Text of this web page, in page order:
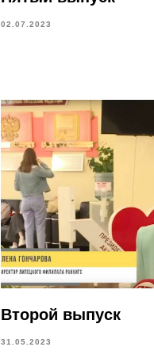
02.07.2023
Второй выпуск
31.05.2023